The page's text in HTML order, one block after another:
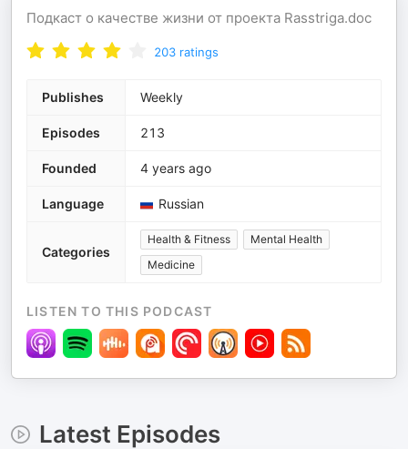
Подкаст о качестве жизни от проекта Rasstriga.doc
203 ratings
Publishes Weekly
Episodes 213
Founded 4 years ago
Language Russian
Categories
Health & Fitness
Mental Health
Medicine
LISTEN TO THIS PODCAST
Latest Episodes